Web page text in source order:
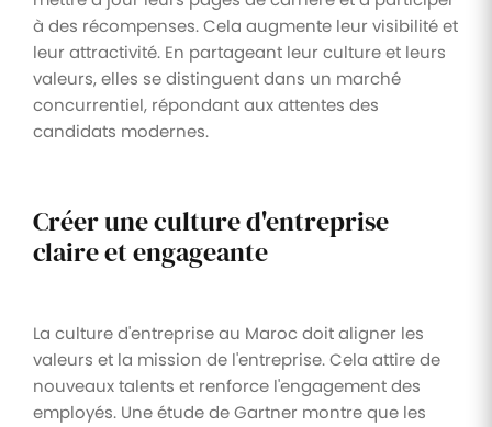
à des récompenses. Cela augmente leur visibilité et
leur attractivité. En partageant leur culture et leurs
valeurs, elles se distinguent dans un marché
concurrentiel, répondant aux attentes des
candidats modernes.
Créer une culture d'entreprise
claire et engageante
La culture d'entreprise au Maroc doit aligner les
valeurs et la mission de l'entreprise. Cela attire de
nouveaux talents et renforce l'engagement des
employés. Une étude de Gartner montre que les